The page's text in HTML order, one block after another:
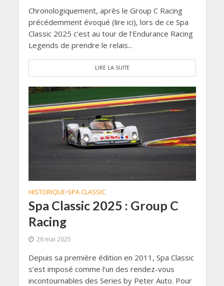
Chronologiquement, après le Group C Racing
précédemment évoqué (lire ici), lors de ce Spa
Classic 2025 c’est au tour de l’Endurance Racing
Legends de prendre le relais...
LIRE LA SUITE
HISTORIQUE•SPA CLASSIC
Spa Classic 2025 : Group C
Racing
26 mai 2025
Depuis sa première édition en 2011, Spa Classic
s’est imposé comme l’un des rendez-vous
incontournables des Series by Peter Auto. Pour